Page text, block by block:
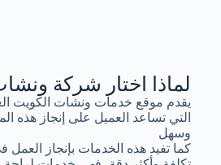
لماذا اختار شركة
يقدم موقع خدمات ونشات الكويت
التي تساعد العميل على إنجاز هذه
وسهل
كما تفيد هذه الخدمات بإنجاز